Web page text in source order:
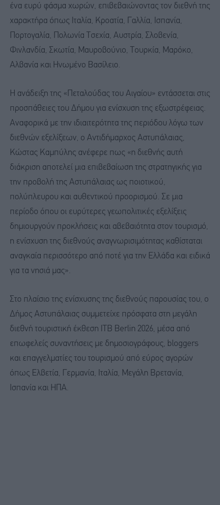
ένα ευρύ φάσμα χωρών, επιβεβαιώνοντας τον διεθνή της
χαρακτήρα όπως Ιταλία, Κροατία, Γαλλία, Ισπανία,
Πορτογαλία, Πολωνία Τσεχία, Αυστρία, Σλοβενία,
Φινλανδία, Σκωτία, Μαυροβούνιο, Τουρκία, Μαρόκο,
Αλβανία και Ηνωμένο Βασίλειο.
Η ανάδειξη της «Πεταλούδας του Αιγαίου» εντάσσεται στις
προσπάθειες του Δήμου για ενίσχυση της εξωστρέφειας.
Αναφορικά με την ιδιαιτερότητα της περιόδου λόγω των
διεθνών εξελίξεων, ο Αντιδήμαρχος Αστυπάλαιας,
Κώστας Καμπύλης ανέφερε πως «η διεθνής αυτή
διάκριση αποτελεί μια επιβεβαίωση της στρατηγικής για
την προβολή της Αστυπάλαιας ως ποιοτικού,
πολύπλευρου και αυθεντικού προορισμού. Σε μια
περίοδο όπου οι ευρύτερες γεωπολιτικές εξελίξεις
δημιουργούν προκλήσεις και αβεβαιότητα στον τουρισμό,
η ενίσχυση της διεθνούς αναγνωρισιμότητας καθίσταται
αναγκαία περισσότερο από ποτέ για την Ελλάδα και ειδικά
για τα νησιά μας».
Στο πλαίσιο της ενίσχυσης της διεθνούς παρουσίας του, ο
Δήμος Αστυπάλαιας συμμετείχε πρόσφατα στη μεγάλη
διεθνή τουριστική έκθεση ITB Berlin 2026, μέσα από
επωφελείς συναντήσεις με δημοσιογράφους, bloggers
και επαγγελματίες του τουρισμού από εύρος αγορών
όπως Ελβετία, Γερμανία, Ιταλία, Μεγάλη Βρετανία,
Ισπανία και ΗΠΑ.